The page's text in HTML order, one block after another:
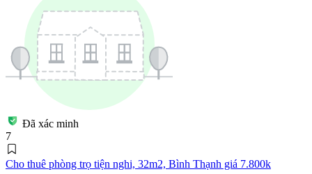
Đã xác minh
7
Cho thuê phòng trọ tiện nghi, 32m2, Bình Thạnh giá 7.800k